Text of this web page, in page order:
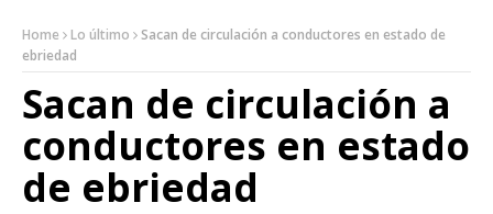
Home Lo último
Sacan de circulación a conductores en estado de
ebriedad
Sacan de circulación a
conductores en estado
de ebriedad